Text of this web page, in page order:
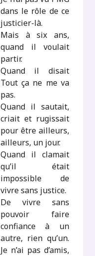
dans le rôle de ce
justicier-là.
Mais à six ans,
quand il voulait
partir.
Quand il disait
Tout ça ne me va
pas.
Quand il sautait,
criait et rugissait
pour être ailleurs,
ailleurs, un jour.
Quand il clamait
qu’il était
impossible de
vivre sans justice.
De vivre sans
pouvoir faire
confiance à un
autre, rien qu’un.
Je n’ai pas d’amis,